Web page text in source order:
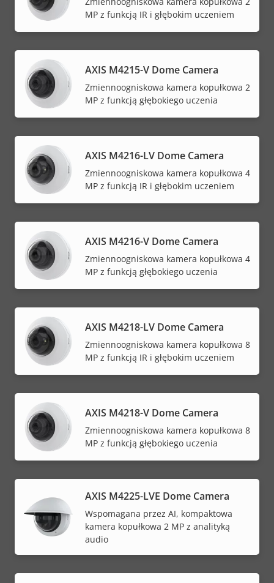
MP z funkcją IR i głębokim uczeniem
AXIS M4215-V Dome Camera
Zmiennoogniskowa kamera kopułkowa 2
MP z funkcją głębokiego uczenia
AXIS M4216-LV Dome Camera
Zmiennoogniskowa kamera kopułkowa 4
MP z funkcją IR i głębokim uczeniem
AXIS M4216-V Dome Camera
Zmiennoogniskowa kamera kopułkowa 4
MP z funkcją głębokiego uczenia
AXIS M4218-LV Dome Camera
Zmiennoogniskowa kamera kopułkowa 8
MP z funkcją IR i głębokim uczeniem
AXIS M4218-V Dome Camera
Zmiennoogniskowa kamera kopułkowa 8
MP z funkcją głębokiego uczenia
AXIS M4225-LVE Dome Camera
Wspomagana przez AI, kompaktowa
kamera kopułkowa 2 MP z analityką
audio